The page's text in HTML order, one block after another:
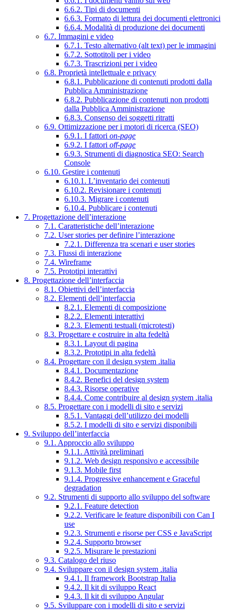
6.6.2. Tipi di documenti
6.6.3. Formato di lettura dei documenti elettronici
6.6.4. Modalità di produzione dei documenti
6.7. Immagini e video
6.7.1. Testo alternativo (alt text) per le immagini
6.7.2. Sottotitoli per i video
6.7.3. Trascrizioni per i video
6.8. Proprietà intellettuale e privacy
6.8.1. Pubblicazione di contenuti prodotti dalla
Pubblica Amministrazione
6.8.2. Pubblicazione di contenuti non prodotti
dalla Pubblica Amministrazione
6.8.3. Consenso dei soggetti ritratti
6.9. Ottimizzazione per i motori di ricerca (SEO)
6.9.1. I fattori on-page
6.9.2. I fattori off-page
6.9.3. Strumenti di diagnostica SEO: Search
Console
6.10. Gestire i contenuti
6.10.1. L’inventario dei contenuti
6.10.2. Revisionare i contenuti
6.10.3. Migrare i contenuti
6.10.4. Pubblicare i contenuti
7. Progettazione dell’interazione
7.1. Caratteristiche dell’interazione
7.2. User stories per definire l’interazione
7.2.1. Differenza tra scenari e user stories
7.3. Flussi di interazione
7.4. Wireframe
7.5. Prototipi interattivi
8. Progettazione dell’interfaccia
8.1. Obiettivi dell’interfaccia
8.2. Elementi dell’interfaccia
8.2.1. Elementi di composizione
8.2.2. Elementi interattivi
8.2.3. Elementi testuali (microtesti)
8.3. Progettare e costruire in alta fedeltà
8.3.1. Layout di pagina
8.3.2. Prototipi in alta fedeltà
8.4. Progettare con il design system .italia
8.4.1. Documentazione
8.4.2. Benefici del design system
8.4.3. Risorse operative
8.4.4. Come contribuire al design system .italia
8.5. Progettare con i modelli di sito e servizi
8.5.1. Vantaggi dell’utilizzo dei modelli
8.5.2. I modelli di sito e servizi disponibili
9. Sviluppo dell’interfaccia
9.1. Approccio allo sviluppo
9.1.1. Attività preliminari
9.1.2. Web design responsivo e accessibile
9.1.3. Mobile first
9.1.4. Progressive enhancement e Graceful
degradation
9.2. Strumenti di supporto allo sviluppo del software
9.2.1. Feature detection
9.2.2. Verificare le feature disponibili con Can I
use
9.2.3. Strumenti e risorse per CSS e JavaScript
9.2.4. Supporto browser
9.2.5. Misurare le prestazioni
9.3. Catalogo del riuso
9.4. Sviluppare con il design system .italia
9.4.1. Il framework Bootstrap Italia
9.4.2. Il kit di sviluppo React
9.4.3. Il kit di sviluppo Angular
9.5. Sviluppare con i modelli di sito e servizi